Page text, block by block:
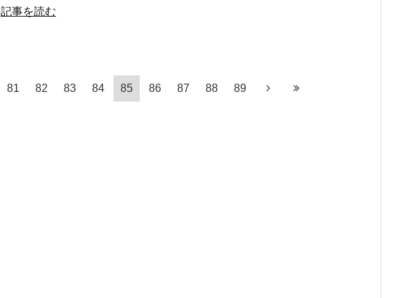
記事を読む
81 82 83 84 85 86 87 88 89